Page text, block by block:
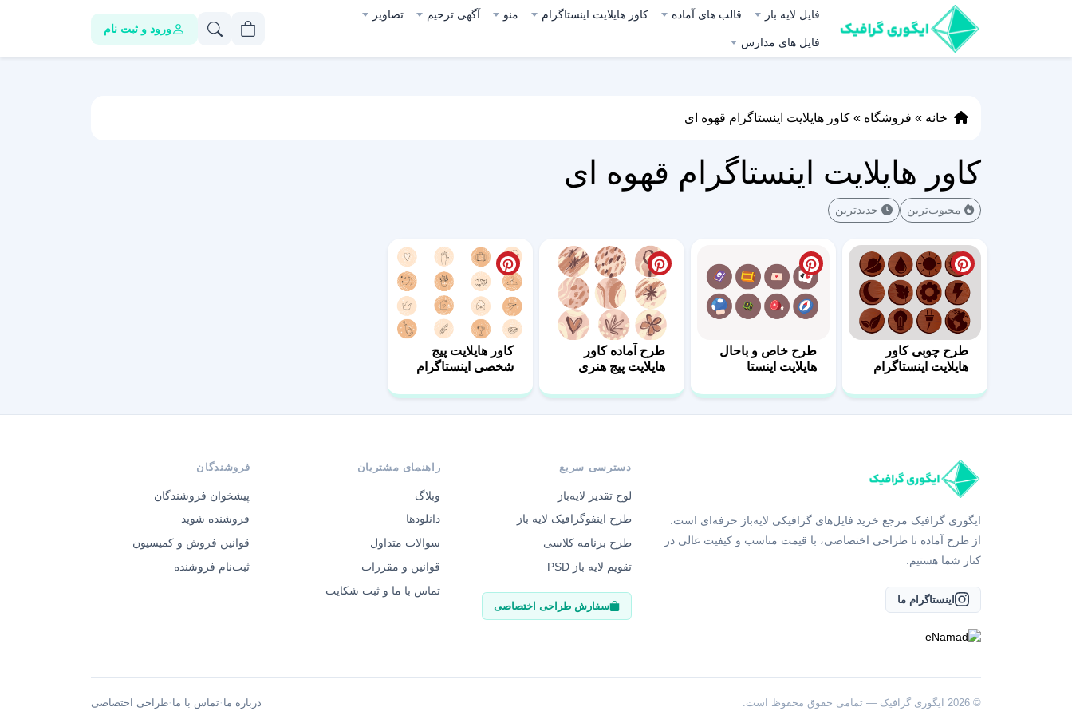
فایل لایه باز قالب های آماده کاور هایلایت اینستاگرام منو آگهی ترحیم تصاویر
فایل های مدارس
ورود و ثبت نام
خانه » فروشگاه » کاور هایلایت اینستاگرام قهوه ای
کاور هایلایت اینستاگرام قهوه ای
محبوب‌ترین جدیدترین
طرح چوبی کاور
هایلایت اینستاگرام
طرح خاص و باحال
هایلایت اینستا
طرح آماده کاور
هایلایت پیج هنری
کاور هایلایت پیج
شخصی اینستاگرام
ایگوری گرافیک مرجع خرید فایل‌های گرافیکی لایه‌باز حرفه‌ای است.
از طرح آماده تا طراحی اختصاصی، با قیمت مناسب و کیفیت عالی در
کنار شما هستیم.
اینستاگرام ما
دسترسی سریع
لوح تقدیر لایه‌باز
طرح اینفوگرافیک لایه باز
طرح برنامه کلاسی
تقویم لایه باز PSD
سفارش طراحی اختصاصی
راهنمای مشتریان
وبلاگ
دانلودها
سوالات متداول
قوانین و مقررات
تماس با ما و ثبت شکایت
فروشندگان
پیشخوان فروشندگان
فروشنده شوید
قوانین فروش و کمیسیون
ثبت‌نام فروشنده
© 2026 ایگوری گرافیک — تمامی حقوق محفوظ است. درباره ما ·تماس با ما ·طراحی اختصاصی